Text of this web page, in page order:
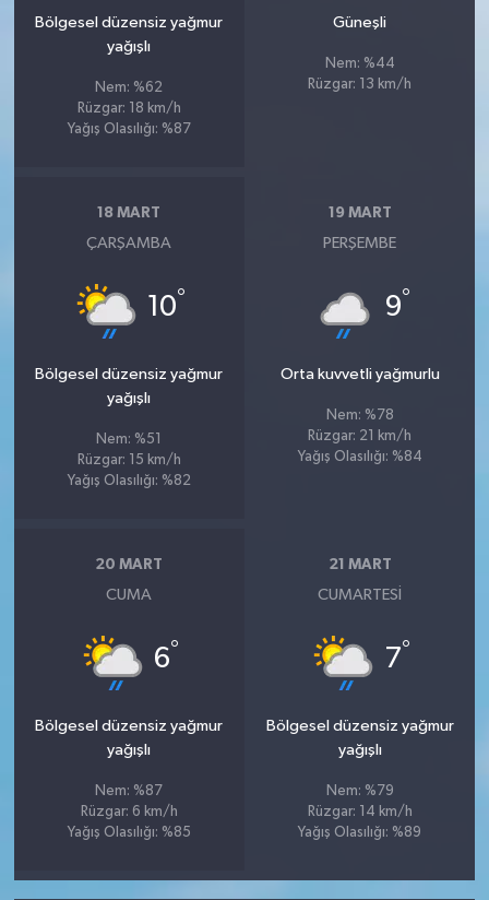
Bölgesel düzensiz yağmur
yağışlı
Nem: %62
Rüzgar: 18 km/h
Yağış Olasılığı: %87
Güneşli
Nem: %44
Rüzgar: 13 km/h
18 MART
ÇARŞAMBA
10°
Bölgesel düzensiz yağmur
yağışlı
Nem: %51
Rüzgar: 15 km/h
Yağış Olasılığı: %82
19 MART
PERŞEMBE
9°
Orta kuvvetli yağmurlu
Nem: %78
Rüzgar: 21 km/h
Yağış Olasılığı: %84
20 MART
CUMA
6°
Bölgesel düzensiz yağmur
yağışlı
Nem: %87
Rüzgar: 6 km/h
Yağış Olasılığı: %85
21 MART
CUMARTESI
7°
Bölgesel düzensiz yağmur
yağışlı
Nem: %79
Rüzgar: 14 km/h
Yağış Olasılığı: %89